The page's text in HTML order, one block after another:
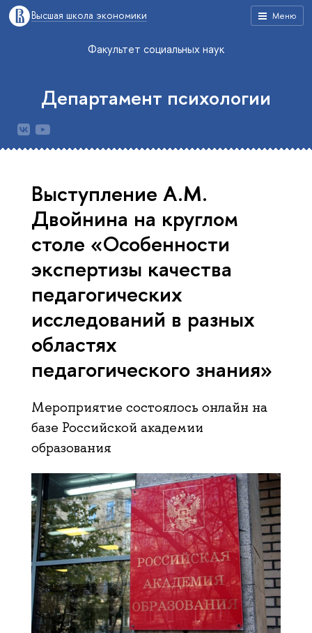
Меню
Высшая школа экономики
Факультет социальных наук
Департамент психологии
Выступление А.М.
Двойнина на круглом
столе «Особенности
экспертизы качества
педагогических
исследований в разных
областях
педагогического знания»
Мероприятие состоялось онлайн на
базе Российской академии
образования